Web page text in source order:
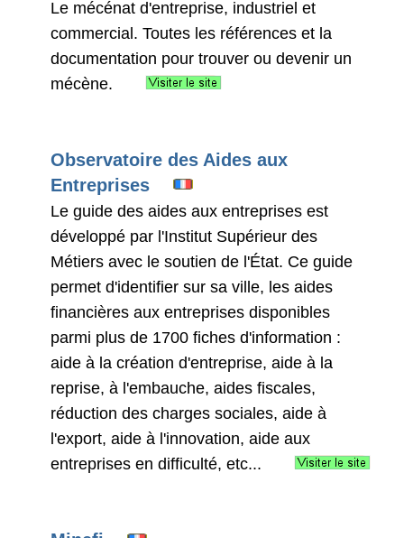
Le mécénat d'entreprise, industriel et
commercial. Toutes les références et la
documentation pour trouver ou devenir un
mécène.
Observatoire des Aides aux
Entreprises
Le guide des aides aux entreprises est
développé par l'Institut Supérieur des
Métiers avec le soutien de l'État. Ce guide
permet d'identifier sur sa ville, les aides
financières aux entreprises disponibles
parmi plus de 1700 fiches d'information :
aide à la création d'entreprise, aide à la
reprise, à l'embauche, aides fiscales,
réduction des charges sociales, aide à
l'export, aide à l'innovation, aide aux
entreprises en difficulté, etc...